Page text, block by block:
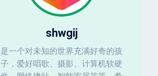
shwgij
是一个对未知的世界充满好奇的孩
子，爱好唱歌、摄影、计算机软硬